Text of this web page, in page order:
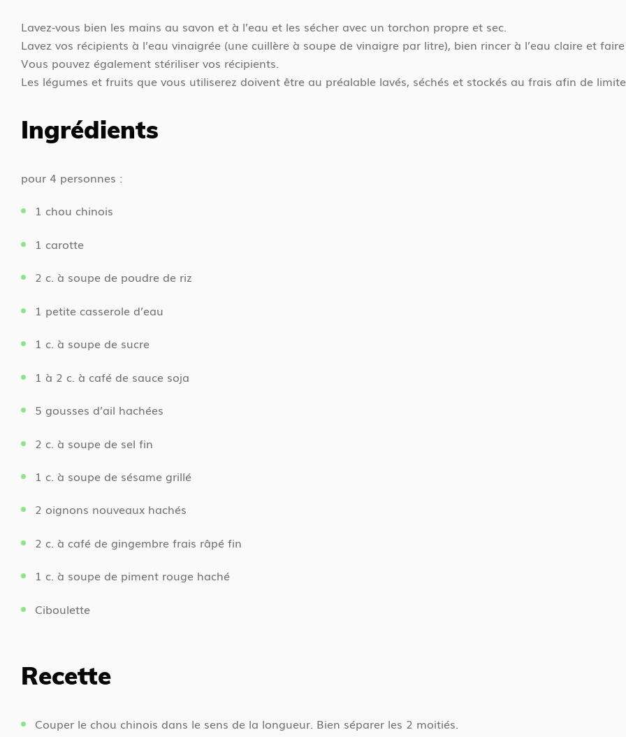
i
l
Lavez-vous bien les mains au savon et à l’eau et les sécher avec un torchon propre et sec.
Lavez vos récipients à l’eau vinaigrée (une cuillère à soupe de vinaigre par litre), bien rincer à l’eau claire et
Vous pouvez également stériliser vos récipients.
Les légumes et fruits que vous utiliserez doivent être au préalable lavés, séchés et stockés au frais afin de
Ingrédients
pour 4 personnes :
1 chou chinois
1 carotte
2 c. à soupe de poudre de riz
1 petite casserole d’eau
1 c. à soupe de sucre
1 à 2 c. à café de sauce soja
5 gousses d’ail hachées
2 c. à soupe de sel fin
1 c. à soupe de sésame grillé
2 oignons nouveaux hachés
2 c. à café de gingembre frais râpé fin
1 c. à soupe de piment rouge haché
Ciboulette
Recette
Couper le chou chinois dans le sens de la longueur. Bien séparer les 2 moitiés.